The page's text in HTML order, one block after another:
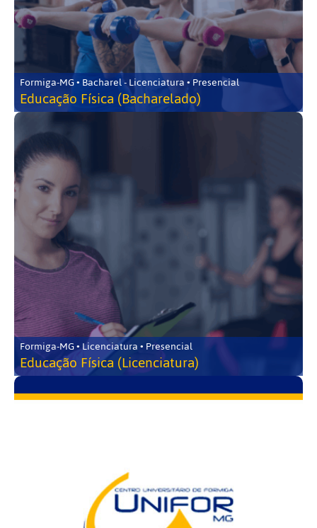
Formiga-MG • Bacharel - Licenciatura • Presencial
Educação Física (Bacharelado)
Formiga-MG • Licenciatura • Presencial
Educação Física (Licenciatura)